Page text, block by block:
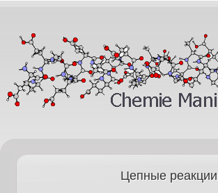
Цепные реакции